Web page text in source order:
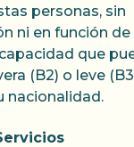
personas, sin
ni en función de
que
(B2) o leve
nacionalidad.